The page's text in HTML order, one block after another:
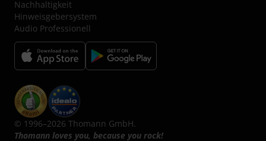
Nachhaltigkeit
Hinweisgebersystem
Audio Professionell
© 1996–2026 Thomann GmbH.
Thomann loves you, because you rock!